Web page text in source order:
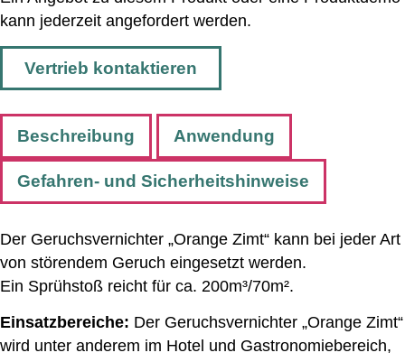
kann jederzeit angefordert werden.
Vertrieb kontaktieren
Beschreibung Anwendung
Gefahren- und Sicherheitshinweise
Der Geruchsvernichter „Orange Zimt“ kann bei jeder Art
von störendem Geruch eingesetzt werden.
Ein Sprühstoß reicht für ca. 200m³/70m².
Einsatzbereiche: Der Geruchsvernichter „Orange Zimt“
wird unter anderem im Hotel und Gastronomiebereich,